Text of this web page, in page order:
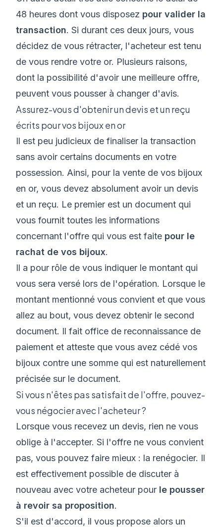
48 heures dont vous disposez pour valider la
transaction. Si durant ces deux jours, vous
décidez de vous rétracter, l'acheteur est tenu
de vous rendre votre or. Plusieurs raisons,
dont la possibilité d'avoir une meilleure offre,
peuvent vous pousser à changer d'avis.
Assurez-vous d'obtenir un devis et un reçu
écrits pour vos bijoux en or
Il est peu judicieux de finaliser la transaction
sans avoir certains documents en votre
possession. Ainsi, pour la vente de vos bijoux
en or, vous devez absolument avoir un devis
et un reçu. Le premier est un document qui
vous fournit toutes les informations
concernant l'offre qui vous est faite pour le
rachat de vos bijoux.
Il a pour rôle de vous indiquer le montant qui
vous sera versé lors de l'opération. Lorsque le
montant mentionné vous convient et que vous
allez au bout, vous devez obtenir le second
document. Il fait office de reconnaissance de
paiement et atteste que vous avez cédé vos
bijoux contre une somme qui est naturellement
précisée sur le document.
Si vous n'êtes pas satisfait de l'offre, pouvez-
vous négocier avec l'acheteur ?
Lorsque vous recevez un devis, rien ne vous
oblige à l'accepter. Si l'offre ne vous convient
pas, vous pouvez faire mieux : la renégocier. Il
est effectivement possible de discuter à
nouveau avec votre acheteur pour le pousser
à revoir sa proposition.
S'il est d'accord, il vous propose alors un